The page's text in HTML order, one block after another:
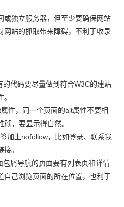
或独立服务器，但至少要确保网站
网站的抓取带来障碍，不利于收录
代码要尽量做到符合W3C的建站
性，同一个页面的alt属性不要相
，要显示得自然。
加上nofollow，比如登录、联系我
。
屑导航的页面要有列表页和详情
自己浏览页面的所在位置，也利于